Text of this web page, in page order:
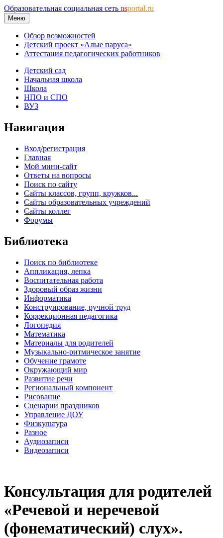
Образовательная социальная сеть nsportal.ru
Меню
Обзор возможностей
Детский проект «Алые паруса»
Аттестация педагогических работников
Детский сад
Начальная школа
Школа
НПО и СПО
ВУЗ
Навигация
Вход/регистрация
Главная
Мой мини-сайт
Ответы на вопросы
Поиск по сайту
Сайты классов, групп, кружков...
Сайты образовательных учреждений
Сайты коллег
Форумы
Библиотека
Поиск по библиотеке
Аппликация, лепка
Воспитательная работа
Здоровый образ жизни
Информатика
Конструирование, ручной труд
Коррекционная педагогика
Логопедия
Математика
Материалы для родителей
Музыкально-ритмическое занятие
Обучение грамоте
Окружающий мир
Развитие речи
Региональный компонент
Рисование
Сценарии праздников
Управление ДОУ
Физкультура
Разное
Аудиозаписи
Видеозаписи
Консультация для родителей
«Речевой и неречевой
(фонематический) слух».